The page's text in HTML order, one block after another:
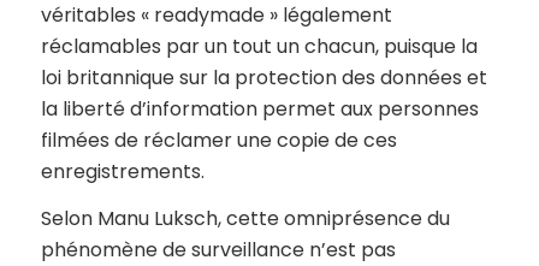
véritables « readymade » légalement
réclamables par un tout un chacun, puisque la
loi britannique sur la protection des données et
la liberté d’information permet aux personnes
filmées de réclamer une copie de ces
enregistrements.
Selon Manu Luksch, cette omniprésence du
phénomène de surveillance n’est pas